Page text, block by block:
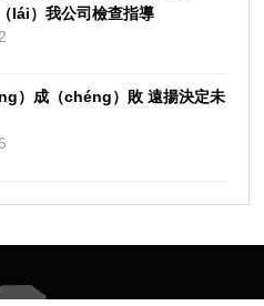
lái）我公司檢查指導
）成（chéng）敗 遠揚決定未